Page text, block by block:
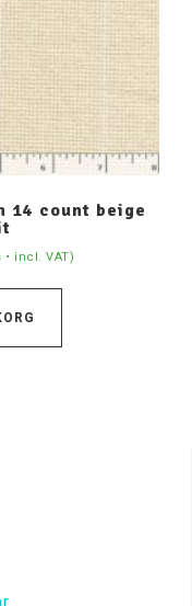
14 count beige
incl. VAT)